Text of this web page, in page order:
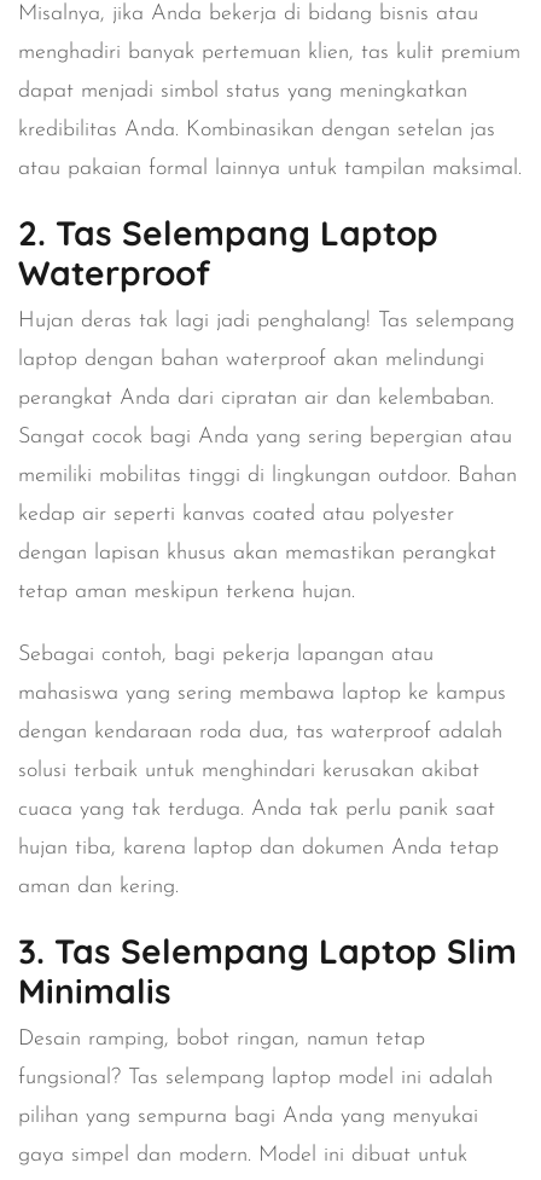
Misalnya, jika Anda bekerja di bidang bisnis atau
menghadiri banyak pertemuan klien, tas kulit premium
dapat menjadi simbol status yang meningkatkan
kredibilitas Anda. Kombinasikan dengan setelan jas
atau pakaian formal lainnya untuk tampilan maksimal.
2. Tas Selempang Laptop
Waterproof
Hujan deras tak lagi jadi penghalang! Tas selempang
laptop dengan bahan waterproof akan melindungi
perangkat Anda dari cipratan air dan kelembaban.
Sangat cocok bagi Anda yang sering bepergian atau
memiliki mobilitas tinggi di lingkungan outdoor. Bahan
kedap air seperti kanvas coated atau polyester
dengan lapisan khusus akan memastikan perangkat
tetap aman meskipun terkena hujan.
Sebagai contoh, bagi pekerja lapangan atau
mahasiswa yang sering membawa laptop ke kampus
dengan kendaraan roda dua, tas waterproof adalah
solusi terbaik untuk menghindari kerusakan akibat
cuaca yang tak terduga. Anda tak perlu panik saat
hujan tiba, karena laptop dan dokumen Anda tetap
aman dan kering.
3. Tas Selempang Laptop Slim
Minimalis
Desain ramping, bobot ringan, namun tetap
fungsional? Tas selempang laptop model ini adalah
pilihan yang sempurna bagi Anda yang menyukai
gaya simpel dan modern. Model ini dibuat untuk